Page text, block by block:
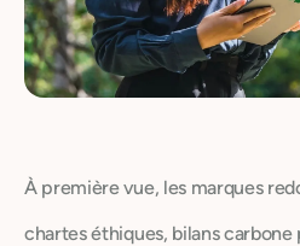
À première vue, les marques
chartes éthiques, bilans carbone